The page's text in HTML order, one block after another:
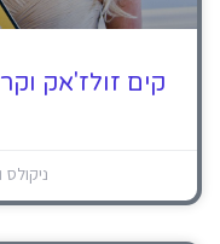
קים זולז'אק
ניקולס